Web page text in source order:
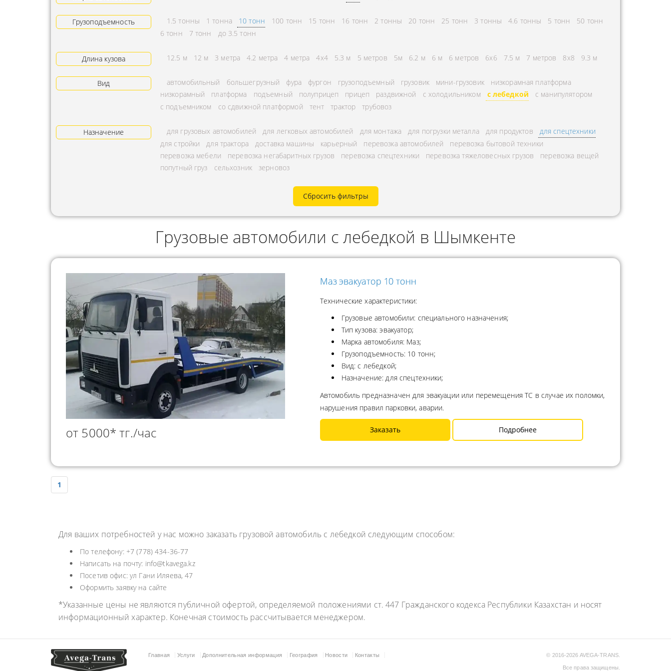
АРЕНДА ТРАКТОРА
УСЛУГИ АВТОКРАНА
АВИАПЕРЕВОЗКА
ГРУЗОПЕРЕВОЗКИ
ПЕРЕВОЗКИ
ИНДИВИДУАЛЬНЫЕ
ГРУЗОПЕРЕВОЗКИ
КОНТЕЙНЕРНЫЕ
ПЕРЕВОЗКИ
ЭКСПЕДИТОРА
ПЕРЕВОЗКА МУКИ
РАССЧИТАТЬ РАССТОЯНИЕ
ОХРАНА ГРУЗА
ПЕРЕВОЗКА КИСЛОРОДНЫХ
БАЛЛОНОВ
ПЕРЕВОЗКА
НЕФТЕПРОДУКТОВ
ГОРОДСКИЕ
МЕЖДУГОРОДНЫЕ
ПЕРЕВОЗКИ В БЕЛАРУСЬ
ПЕРЕВОЗКИ В
Грузоподъемность 1.5 тонны 1 тонна 10 тонн 100 тонн 15 тонн 16 тонн 2 тонны 20 тонн 25 тонн 3 тонны 4.6 тонны 5 тонн
50 тонн
6 тонн
7 тонн до 3.5 тонн
Длина кузова 12.5 м 12 м 3 метра 4.2 метра 4 метра 4x4 5.3 м 5 метров 5м 6.2 м 6 м 6 метров 6х6 7.5 м 7 метров 8х8 9.3 м
Вид автомобильный большегрузный фура фургон грузоподъемный грузовик мини-грузовик
низкорамная платформа
низкорамный
платформа подъемный полуприцеп прицеп раздвижной с холодильником с лебедкой
с манипулятором
с подъемником
со сдвижной платформой тент трактор трубовоз
Назначение для грузовых автомобилей для легковых автомобилей для монтажа для погрузки металла для продуктов
для спецтехники
для стройки
для трактора доставка машины карьерный перевозка автомобилей
перевозка бытовой техники
перевозка мебели
перевозка негабаритных грузов перевозка спецтехники перевозка тяжеловесных грузов
перевозка вещей
попутный груз
сельхозник зерновоз
Сбросить фильтры
Грузовые автомобили с лебедкой в Шымкенте
от 5000* тг./час
Маз эвакуатор 10 тонн
Технические характеристики:
Грузовые автомобили: специального назначения;
Тип кузова: эвакуатор;
Марка автомобиля: Маз;
Грузоподъемность: 10 тонн;
Вид: с лебедкой;
Назначение: для спецтехники;
Автомобиль предназначен для эвакуации или перемещения ТС в случае их поломки,
нарушения правил парковки, аварии.
Заказать Подробнее
1
Для ваших потребностей у нас можно заказать грузовой автомобиль с лебедкой следующим способом:
По телефону: +7 (778) 434-36-77
Написать на почту: info@tkavega.kz
Посетив офис: ул Гани Иляева, 47
Оформить заявку на сайте
*Указанные цены не являются публичной офертой, определяемой положениями ст. 447 Гражданского кодекса Республики Казахстан и носят
информационный характер. Конечная стоимость рассчитывается менеджером.
Главная Услуги Дополнительная информация География Новости Контакты © 2016-2026 AVEGA-TRANS.
Все права защищены.